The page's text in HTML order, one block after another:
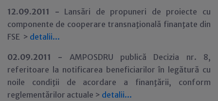
12.09.2011 - Lansări de propuneri de proiecte cu
componente de cooperare transnaţională finanţate din
FSE > detalii...
02.09.2011 - AMPOSDRU publică Decizia nr. 8,
referitoare la notificarea beneficiarilor în legătură cu
noile condiţii de acordare a finanţării, conform
reglementărilor actuale > detalii...